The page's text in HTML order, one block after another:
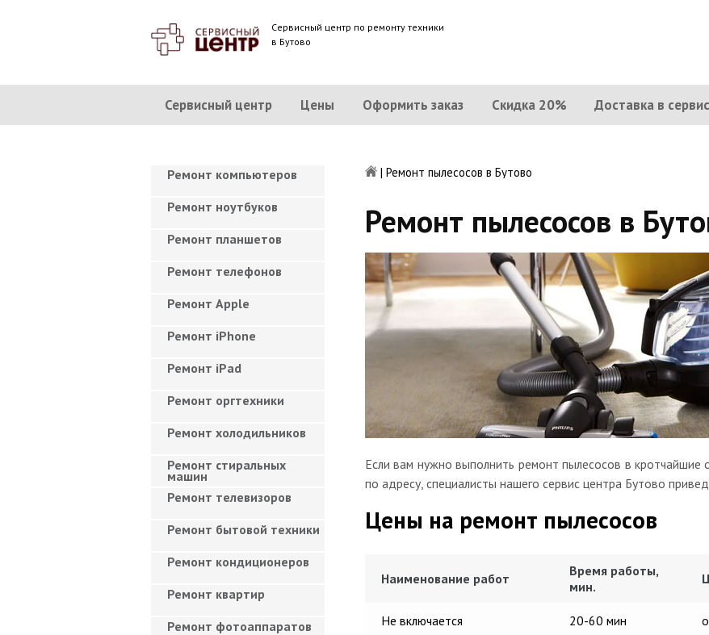
Сервисный центр по ремонту техники
в Бутово
Сервисный центр Цены Оформить заказ Скидка 20% Доставка в сервис
| Ремонт пылесосов в Бутово
Ремонт пылесосов в
Если вам нужно выполнить ремонт пылесосов в кротчайшие
по адресу, специалисты нашего сервис центра Бутово
Цены на ремонт пылесосов
Наименование работ
Время работы,
мин.
Не включается 20-60 мин
Ремонт компьютеров
Ремонт ноутбуков
Ремонт планшетов
Ремонт телефонов
Ремонт Apple
Ремонт iPhone
Ремонт iPad
Ремонт оргтехники
Ремонт холодильников
Ремонт стиральных
машин
Ремонт телевизоров
Ремонт бытовой техники
Ремонт кондиционеров
Ремонт квартир
Ремонт фотоаппаратов